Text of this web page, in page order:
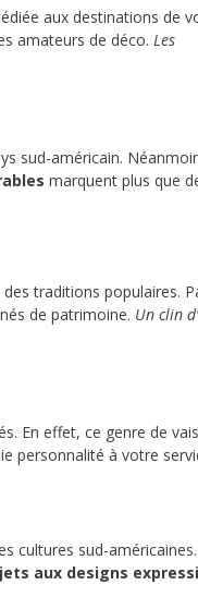
aux destinations de
amateurs de déco. Les
sud-américain.
marquent plus que
traditions populaires.
de patrimoine. Un clin
En effet, ce genre de
personnalité à votre
cultures sud-
aux designs